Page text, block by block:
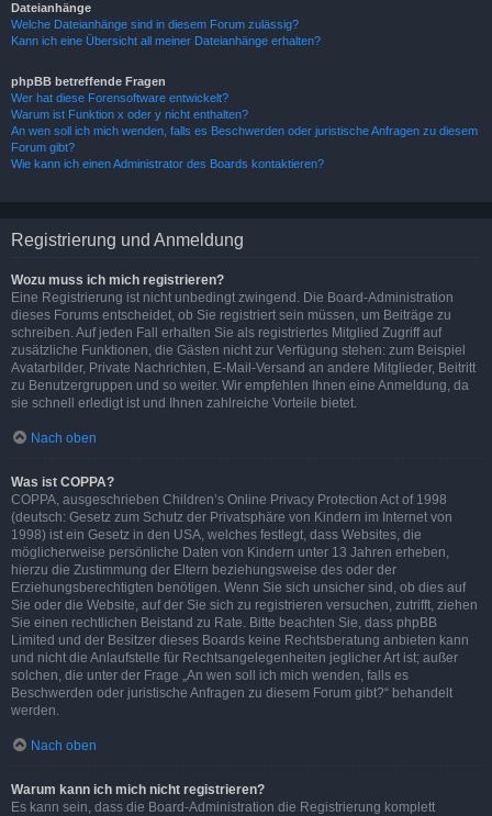
Dateianhänge
Welche Dateianhänge sind in diesem Forum zulässig?
Kann ich eine Übersicht all meiner Dateianhänge erhalten?
phpBB betreffende Fragen
Wer hat diese Forensoftware entwickelt?
Warum ist Funktion x oder y nicht enthalten?
An wen soll ich mich wenden, falls es Beschwerden oder juristische Anfragen zu diesem
Forum gibt?
Wie kann ich einen Administrator des Boards kontaktieren?
Registrierung und Anmeldung
Wozu muss ich mich registrieren?
Eine Registrierung ist nicht unbedingt zwingend. Die Board-Administration
dieses Forums entscheidet, ob Sie registriert sein müssen, um Beiträge zu
schreiben. Auf jeden Fall erhalten Sie als registriertes Mitglied Zugriff auf
zusätzliche Funktionen, die Gästen nicht zur Verfügung stehen: zum Beispiel
Avatarbilder, Private Nachrichten, E-Mail-Versand an andere Mitglieder, Beitritt
zu Benutzergruppen und so weiter. Wir empfehlen Ihnen eine Anmeldung, da
sie schnell erledigt ist und Ihnen zahlreiche Vorteile bietet.
Nach oben
Was ist COPPA?
COPPA, ausgeschrieben Children’s Online Privacy Protection Act of 1998
(deutsch: Gesetz zum Schutz der Privatsphäre von Kindern im Internet von
1998) ist ein Gesetz in den USA, welches festlegt, dass Websites, die
möglicherweise persönliche Daten von Kindern unter 13 Jahren erheben,
hierzu die Zustimmung der Eltern beziehungsweise des oder der
Erziehungsberechtigten benötigen. Wenn Sie sich unsicher sind, ob dies auf
Sie oder die Website, auf der Sie sich zu registrieren versuchen, zutrifft, ziehen
Sie einen rechtlichen Beistand zu Rate. Bitte beachten Sie, dass phpBB
Limited und der Besitzer dieses Boards keine Rechtsberatung anbieten kann
und nicht die Anlaufstelle für Rechtsangelegenheiten jeglicher Art ist; außer
solchen, die unter der Frage „An wen soll ich mich wenden, falls es
Beschwerden oder juristische Anfragen zu diesem Forum gibt?“ behandelt
werden.
Nach oben
Warum kann ich mich nicht registrieren?
Es kann sein, dass die Board-Administration die Registrierung komplett